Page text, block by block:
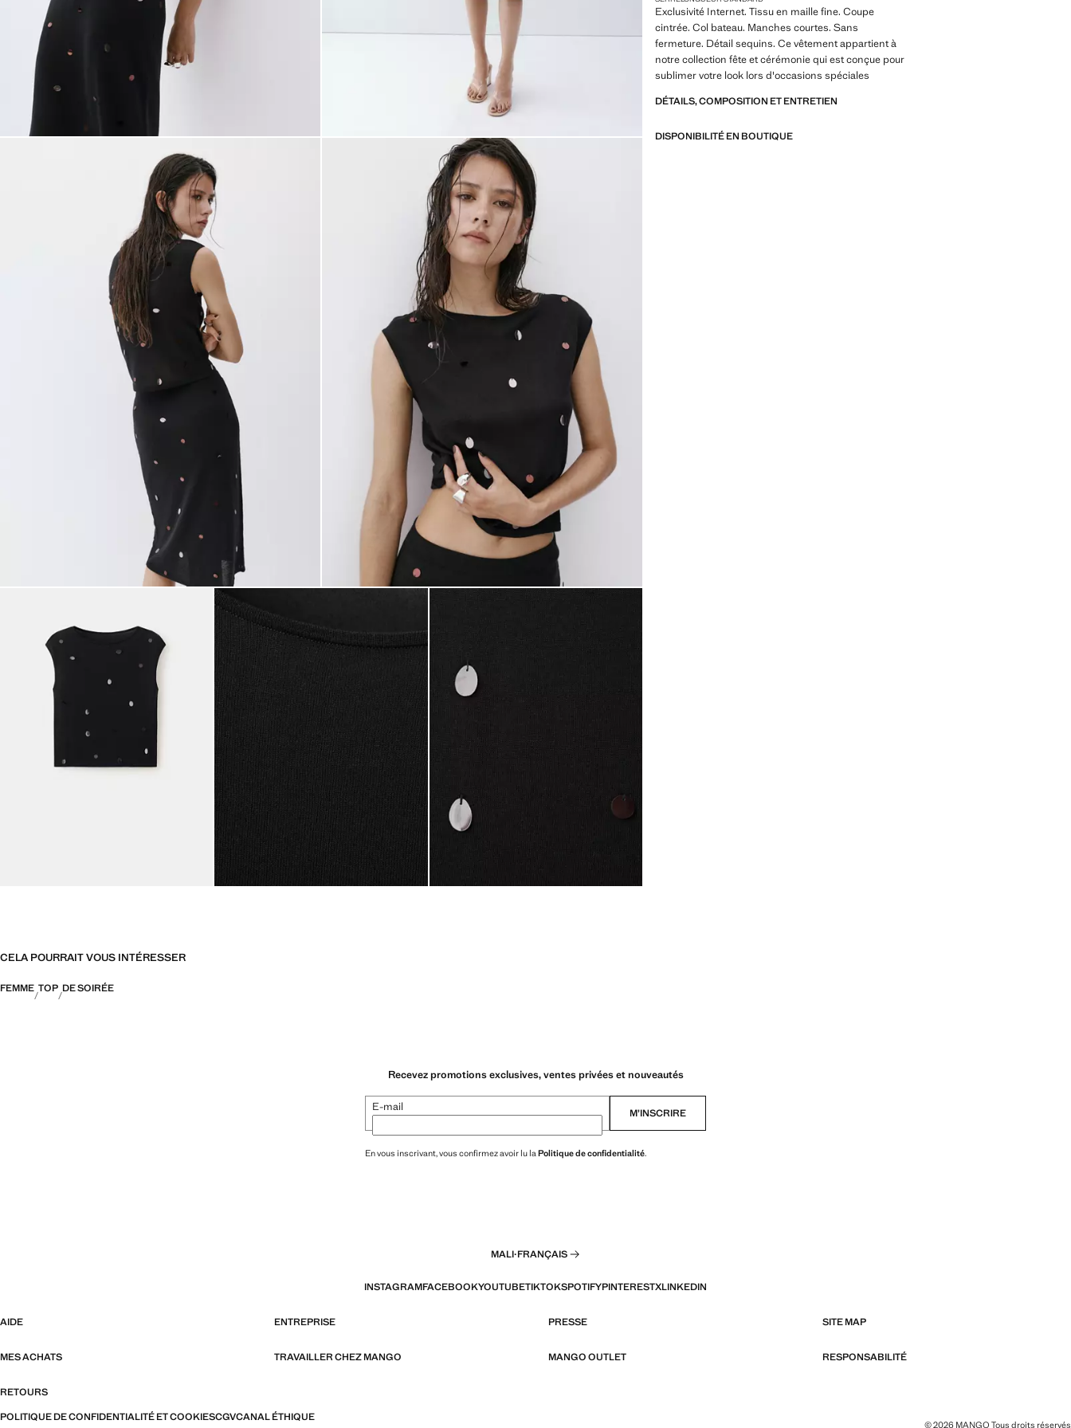
Exclusivité Internet. Tissu en maille fine. Coupe
cintrée. Col bateau. Manches courtes. Sans
fermeture. Détail sequins. Ce vêtement appartient à
notre collection fête et cérémonie qui est conçue pour
sublimer votre look lors d'occasions spéciales
DÉTAILS, COMPOSITION ET ENTRETIEN
DISPONIBILITÉ EN BOUTIQUE
CELA POURRAIT VOUS INTÉRESSER
FEMME TOP DE SOIRÉE
Recevez promotions exclusives, ventes privées et nouveautés
E-mail M’INSCRIRE
En vous inscrivant, vous confirmez avoir lu laPolitique de confidentialité.
MALI·FRANÇAIS
INSTAGRAMFACEBOOKYOUTUBETIKTOKSPOTIFYPINTERESTXLINKEDIN
AIDE ENTREPRISE PRESSE SITE MAP
MES ACHATS TRAVAILLER CHEZ MANGO MANGO OUTLET RESPONSABILITÉ
RETOURS
POLITIQUE DE CONFIDENTIALITÉ ET COOKIESCGVCANAL ÉTHIQUE
© 2026 MANGO Tous droits réservés